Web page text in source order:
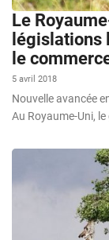
Le
législations
le
5 avril 2018
Nouvelle avancée
Au Royaume-Uni,